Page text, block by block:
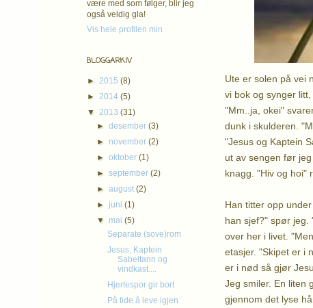
Ute er solen på vei
vi bok og synger
"Mm..ja, okei"
dunk i skulderen.
"Jesus og Kaptein
ut av sengen før
knagg. "Hiv og hoi"
Han titter opp
han sjef?" spør
over her i livet.
etasjer. "Skipet er i
er i nød så gjør
Jeg smiler. En liten
gjennom det lyse
være med som følger, blir jeg
også veldig gla!
Vis hele profilen min
BLOGGARKIV
► 2015 (8)
► 2014 (5)
▼ 2013 (31)
►desember(3)
► november(2)
►oktober(1)
►september(2)
►august(2)
► juni(1)
▼ mai(5)
Separate (sove)rom
Jesus, Kaptein
Sabeltann og
vindkast....
Hjertespor gir bort
På tide å leve igjen